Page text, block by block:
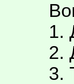
1.
2.
3.